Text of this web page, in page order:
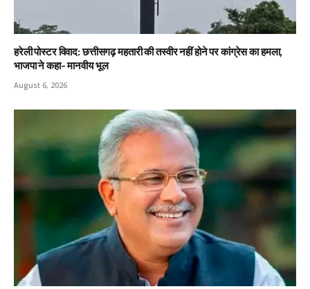
हरेली पोस्टर विवाद: छत्तीसगढ़ महतारी की तस्वीर नहीं होने पर कांग्रेस का हमला,
भाजपा ने कहा- मानवीय भूल
August 6, 2026